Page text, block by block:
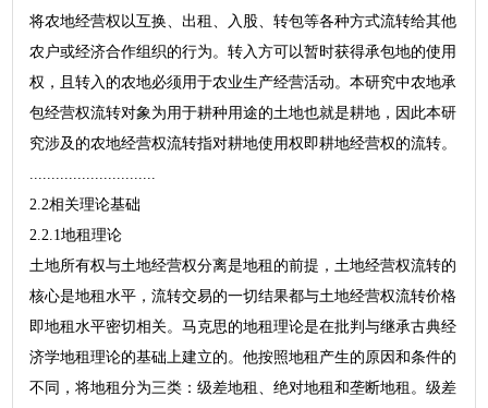
将农地经营权以互换、出租、入股、转包等各种方式流转给其他
农户或经济合作组织的行为。转入方可以暂时获得承包地的使用
权，且转入的农地必须用于农业生产经营活动。本研究中农地承
包经营权流转对象为用于耕种用途的土地也就是耕地，因此本研
究涉及的农地经营权流转指对耕地使用权即耕地经营权的流转。
2.2相关理论基础
2.2.1地租理论
土地所有权与土地经营权分离是地租的前提，土地经营权流转的
核心是地租水平，流转交易的一切结果都与土地经营权流转价格
即地租水平密切相关。马克思的地租理论是在批判与继承古典经
济学地租理论的基础上建立的。他按照地租产生的原因和条件的
不同，将地租分为三类：级差地租、绝对地租和垄断地租。级差